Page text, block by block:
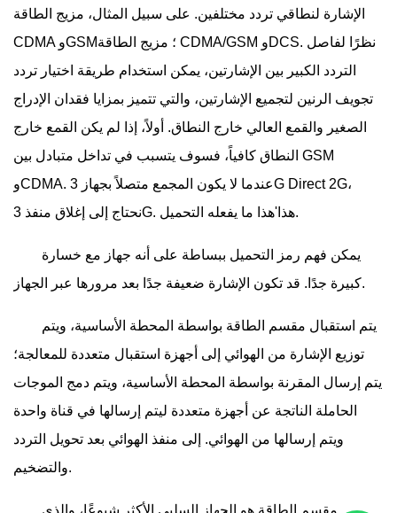
الإشارة لنطاقي تردد مختلفين. على سبيل المثال، مزيج الطاقة
CDMA وGSM؛ مزيج الطاقة CDMA/GSM وDCS. نظرًا لفاصل
التردد الكبير بين الإشارتين، يمكن استخدام طريقة اختيار تردد
تجويف الرنين لتجميع الإشارتين، والتي تتميز بمزايا فقدان الإدراج
الصغير والقمع العالي خارج النطاق. أولاً، إذا لم يكن القمع خارج
النطاق كافياً، فسوف يتسبب في تداخل متبادل بين GSM
وCDMA. عندما لا يكون المجمع متصلاً بجهاز 3G Direct 2G،
نحتاج إلى إغلاق منفذ 3G. هذا'هذا ما يفعله التحميل.
كبيرة جدًا. قد تكون الإشارة ضعيفة جدًا بعد مرورها عبر الجهاز.
توزيع الإشارة من الهوائي إلى أجهزة استقبال متعددة للمعالجة؛
يتم إرسال المقرنة بواسطة المحطة الأساسية، ويتم دمج الموجات
الحاملة الناتجة عن أجهزة متعددة ليتم إرسالها في قناة واحدة
ويتم إرسالها من الهوائي. إلى منفذ الهوائي بعد تحويل التردد
والتضخيم.